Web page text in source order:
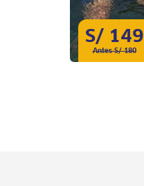
S/ 149
Antes S/ 180